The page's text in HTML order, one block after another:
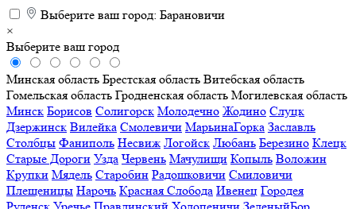
Выберите ваш город: Барановичи
×
Выберите ваш город
Минская область Брестская область Витебская область
Гомельская область Гродненская область Могилевская область
Минск Борисов Солигорск Молодечно Жодино Слуцк
Дзержинск Вилейка Смолевичи МарьинаГорка Заславль
Столбцы Фаниполь Несвиж Логойск Любань Березино Клецк
Старые Дороги Узда Червень Мачулищи Копыль Воложин
Крупки Мядель Старобин Радошковичи Смиловичи
Плещеницы Нарочь Красная Слобода Ивенец Городея